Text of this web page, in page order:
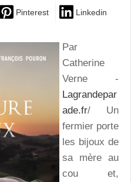
Pinterest Linkedin
Par
Catherine
Verne -
Lagrandepar
ade.fr/ Un
fermier porte
les bijoux de
sa mère au
cou et,